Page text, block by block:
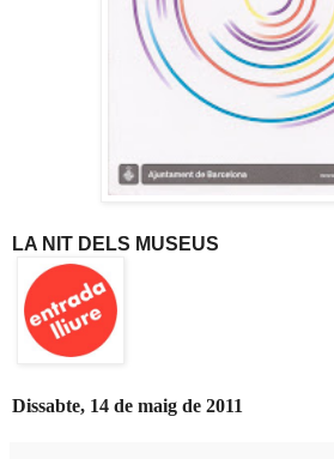
LA NIT DELS MUSEUS
Dissabte, 14 de maig de 2011